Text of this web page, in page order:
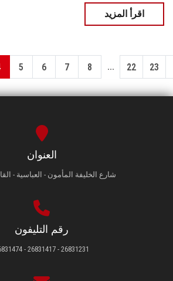
اقرأ المزيد
5 6 7 8 ... 22 23
العنوان
شارع الخليفة المأمون - العباسية -
رقم التليفون
26831231 - 26831417 - 26831474